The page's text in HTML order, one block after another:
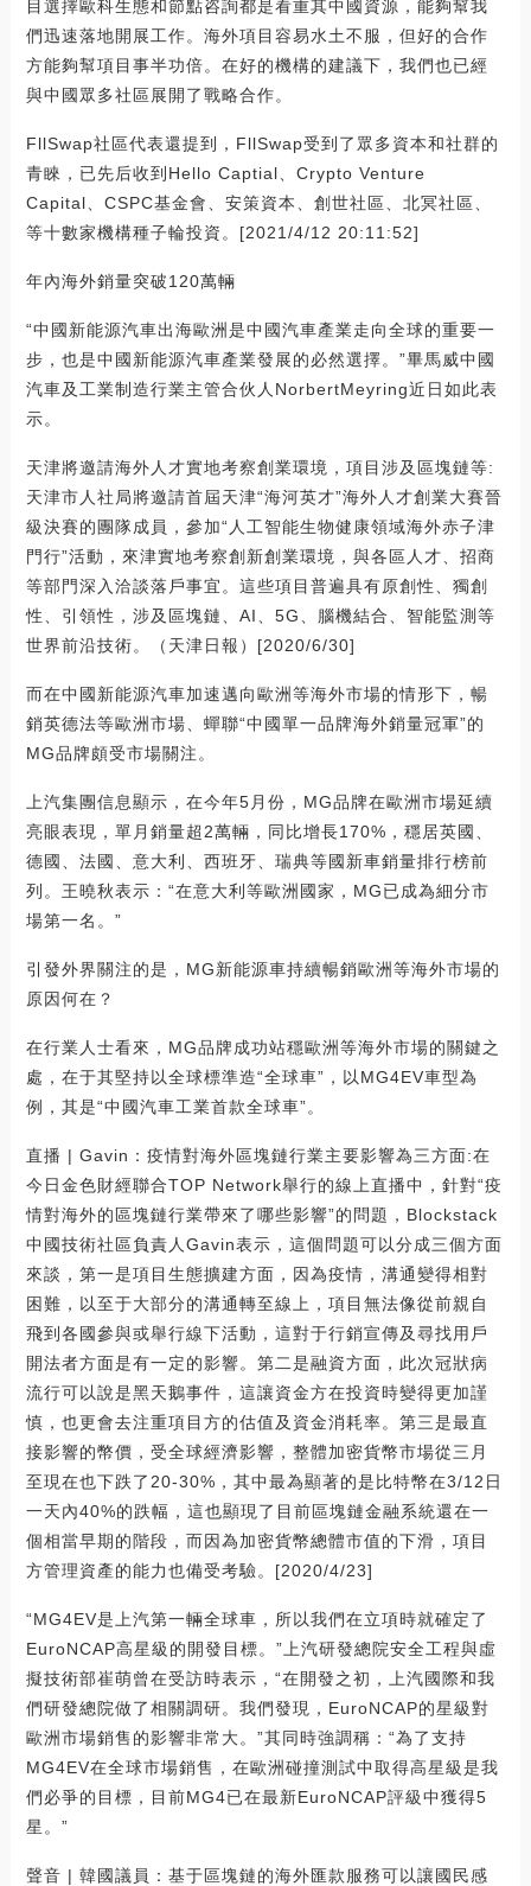
目選擇歐科生態和節點咨詢都是看重其中國資源，能夠幫我
們迅速落地開展工作。海外項目容易水土不服，但好的合作
方能夠幫項目事半功倍。在好的機構的建議下，我們也已經
與中國眾多社區展開了戰略合作。
FllSwap社區代表還提到，FllSwap受到了眾多資本和社群的
青睞，已先后收到Hello Captial、Crypto Venture
Capital、CSPC基金會、安策資本、創世社區、北冥社區、
等十數家機構種子輪投資。[2021/4/12 20:11:52]
年內海外銷量突破120萬輛
“中國新能源汽車出海歐洲是中國汽車產業走向全球的重要一
步，也是中國新能源汽車產業發展的必然選擇。”畢馬威中國
汽車及工業制造行業主管合伙人NorbertMeyring近日如此表
示。
天津將邀請海外人才實地考察創業環境，項目涉及區塊鏈等:
天津市人社局將邀請首屆天津“海河英才”海外人才創業大賽晉
級決賽的團隊成員，參加“人工智能生物健康領域海外赤子津
門行”活動，來津實地考察創新創業環境，與各區人才、招商
等部門深入洽談落戶事宜。這些項目普遍具有原創性、獨創
性、引領性，涉及區塊鏈、AI、5G、腦機結合、智能監測等
世界前沿技術。（天津日報）[2020/6/30]
而在中國新能源汽車加速邁向歐洲等海外市場的情形下，暢
銷英德法等歐洲市場、蟬聯“中國單一品牌海外銷量冠軍”的
MG品牌頗受市場關注。
上汽集團信息顯示，在今年5月份，MG品牌在歐洲市場延續
亮眼表現，單月銷量超2萬輛，同比增長170%，穩居英國、
德國、法國、意大利、西班牙、瑞典等國新車銷量排行榜前
列。王曉秋表示：“在意大利等歐洲國家，MG已成為細分市
場第一名。”
引發外界關注的是，MG新能源車持續暢銷歐洲等海外市場的
原因何在？
在行業人士看來，MG品牌成功站穩歐洲等海外市場的關鍵之
處，在于其堅持以全球標準造“全球車”，以MG4EV車型為
例，其是“中國汽車工業首款全球車”。
直播 | Gavin：疫情對海外區塊鏈行業主要影響為三方面:在
今日金色財經聯合TOP Network舉行的線上直播中，針對“疫
情對海外的區塊鏈行業帶來了哪些影響”的問題，Blockstack
中國技術社區負責人Gavin表示，這個問題可以分成三個方面
來談，第一是項目生態擴建方面，因為疫情，溝通變得相對
困難，以至于大部分的溝通轉至線上，項目無法像從前親自
飛到各國參與或舉行線下活動，這對于行銷宣傳及尋找用戶
開法者方面是有一定的影響。第二是融資方面，此次冠狀病
流行可以說是黑天鵝事件，這讓資金方在投資時變得更加謹
慎，也更會去注重項目方的估值及資金消耗率。第三是最直
接影響的幣價，受全球經濟影響，整體加密貨幣市場從三月
至現在也下跌了20-30%，其中最為顯著的是比特幣在3/12日
一天內40%的跌幅，這也顯現了目前區塊鏈金融系統還在一
個相當早期的階段，而因為加密貨幣總體市值的下滑，項目
方管理資產的能力也備受考驗。[2020/4/23]
“MG4EV是上汽第一輛全球車，所以我們在立項時就確定了
EuroNCAP高星級的開發目標。”上汽研發總院安全工程與虛
擬技術部崔萌曾在受訪時表示，“在開發之初，上汽國際和我
們研發總院做了相關調研。我們發現，EuroNCAP的星級對
歐洲市場銷售的影響非常大。”其同時強調稱：“為了支持
MG4EV在全球市場銷售，在歐洲碰撞測試中取得高星級是我
們必爭的目標，目前MG4已在最新EuroNCAP評級中獲得5
星。”
聲音 | 韓國議員：基于區塊鏈的海外匯款服務可以讓國民感